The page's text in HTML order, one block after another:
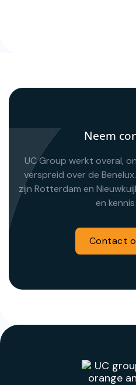
Neem
UC Group werkt overal,
verspreid over de
zijn Rotterdam en
en
Contact